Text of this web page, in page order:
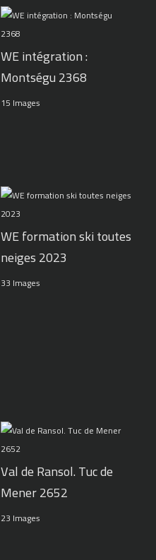
WE intégration :
Montségu 2368
15 Images
WE formation ski toutes
neiges 2023
33 Images
Val de Ransol. Tuc de
Mener 2652
23 Images